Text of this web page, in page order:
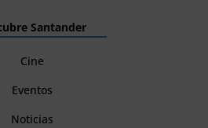
Santander
Cine
Eventos
Noticias